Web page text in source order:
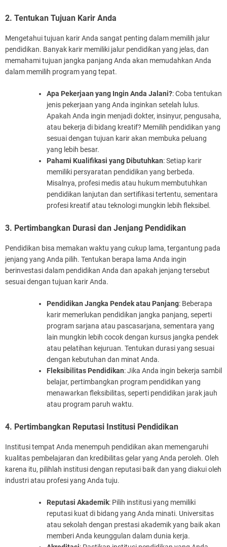
2. Tentukan Tujuan Karir Anda
Mengetahui tujuan karir Anda sangat penting dalam memilih jalur
pendidikan. Banyak karir memiliki jalur pendidikan yang jelas, dan
memahami tujuan jangka panjang Anda akan memudahkan Anda
dalam memilih program yang tepat.
Apa Pekerjaan yang Ingin Anda Jalani?: Coba tentukan
jenis pekerjaan yang Anda inginkan setelah lulus.
Apakah Anda ingin menjadi dokter, insinyur, pengusaha,
atau bekerja di bidang kreatif? Memilih pendidikan yang
sesuai dengan tujuan karir akan membuka peluang
yang lebih besar.
Pahami Kualifikasi yang Dibutuhkan: Setiap karir
memiliki persyaratan pendidikan yang berbeda.
Misalnya, profesi medis atau hukum membutuhkan
pendidikan lanjutan dan sertifikasi tertentu, sementara
profesi kreatif atau teknologi mungkin lebih fleksibel.
3. Pertimbangkan Durasi dan Jenjang Pendidikan
Pendidikan bisa memakan waktu yang cukup lama, tergantung pada
jenjang yang Anda pilih. Tentukan berapa lama Anda ingin
berinvestasi dalam pendidikan Anda dan apakah jenjang tersebut
sesuai dengan tujuan karir Anda.
Pendidikan Jangka Pendek atau Panjang: Beberapa
karir memerlukan pendidikan jangka panjang, seperti
program sarjana atau pascasarjana, sementara yang
lain mungkin lebih cocok dengan kursus jangka pendek
atau pelatihan kejuruan. Tentukan durasi yang sesuai
dengan kebutuhan dan minat Anda.
Fleksibilitas Pendidikan: Jika Anda ingin bekerja sambil
belajar, pertimbangkan program pendidikan yang
menawarkan fleksibilitas, seperti pendidikan jarak jauh
atau program paruh waktu.
4. Pertimbangkan Reputasi Institusi Pendidikan
Institusi tempat Anda menempuh pendidikan akan memengaruhi
kualitas pembelajaran dan kredibilitas gelar yang Anda peroleh. Oleh
karena itu, pilihlah institusi dengan reputasi baik dan yang diakui oleh
industri atau profesi yang Anda tuju.
Reputasi Akademik: Pilih institusi yang memiliki
reputasi kuat di bidang yang Anda minati. Universitas
atau sekolah dengan prestasi akademik yang baik akan
memberi Anda keunggulan dalam dunia kerja.